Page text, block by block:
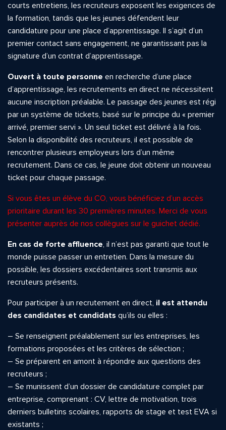
courts entretiens, les recruteurs exposent les exigences de
la formation, tandis que les jeunes défendent leur
candidature pour une place d’apprentissage. Il s’agit d’un
premier contact sans engagement, ne garantissant pas la
signature d’un contrat d’apprentissage.
Ouvert à toute personne en recherche d’une place
d’apprentissage, les recrutements en direct ne nécessitent
aucune inscription préalable. Le passage des jeunes est régi
par un système de tickets, basé sur le principe du « premier
arrivé, premier servi ». Un seul ticket est délivré à la fois.
Selon la disponibilité des recruteurs, il est possible de
rencontrer plusieurs employeurs lors d’un même
recrutement. Dans ce cas, le jeune doit obtenir un nouveau
ticket pour chaque passage.
Si vous êtes un élève du CO, vous bénéficiez d’un accès
prioritaire durant les 30 premières minutes. Merci de vous
présenter auprès de nos collègues sur le guichet dédié.
En cas de forte affluence, il n’est pas garanti que tout le
monde puisse passer un entretien. Dans la mesure du
possible, les dossiers excédentaires sont transmis aux
recruteurs présents.
Pour participer à un recrutement en direct, il est attendu
des candidates et candidats qu’ils ou elles :
– Se renseignent préalablement sur les entreprises, les
formations proposées et les critères de sélection ;
– Se préparent en amont à répondre aux questions des
recruteurs ;
– Se munissent d’un dossier de candidature complet par
entreprise, comprenant : CV, lettre de motivation, trois
derniers bulletins scolaires, rapports de stage et test EVA si
existants ;